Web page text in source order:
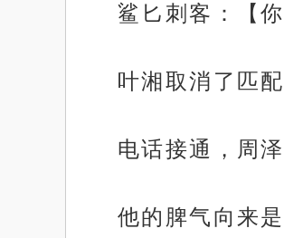
鲨匕刺客：【
叶湘取消了匹配
电话接通，周
他的脾气向来